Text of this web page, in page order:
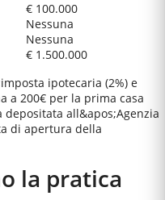
€ 100.000
Nessuna
Nessuna
€ 1.500.000
ipotecaria (2%) e
a 200€ per la prima casa
all&apos;Agenzia
di apertura della
la pratica